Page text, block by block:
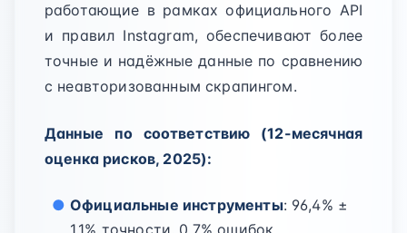
работающие в рамках официального API
и правил Instagram, обеспечивают более
точные и надёжные данные по сравнению
с неавторизованным скрапингом.
Данные по соответствию (12-месячная
оценка рисков, 2025):
Официальные инструменты: 96,4% ±
1,1% точности, 0,7% ошибок